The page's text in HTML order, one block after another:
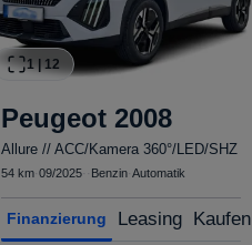
1 | 12
Peugeot 2008
Allure // ACC/Kamera 360°/LED/SHZ
54 km 09/2025 Benzin Automatik
Finanzierung Leasing Kaufen